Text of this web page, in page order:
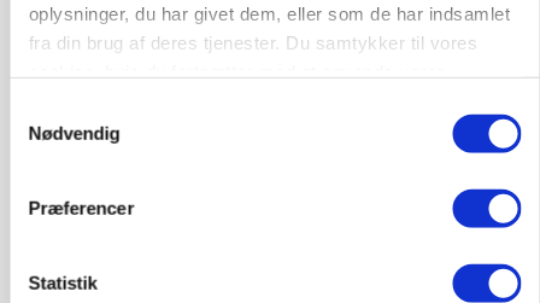
oplysninger, du har givet dem, eller som de har indsamlet
fra din brug af deres tjenester. Du samtykker til vores
Nødvendig
Præferencer
Statistik
POLITIK
»Nu stopper I«: Landbrugsdebattør og
protestgruppe vil demonstrere mod ny
gødskningslov